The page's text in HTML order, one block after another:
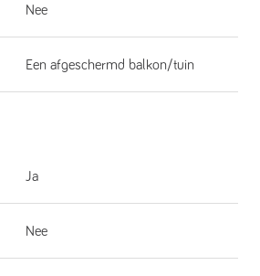
Nee
Een afgeschermd balkon/tuin
Ja
Nee